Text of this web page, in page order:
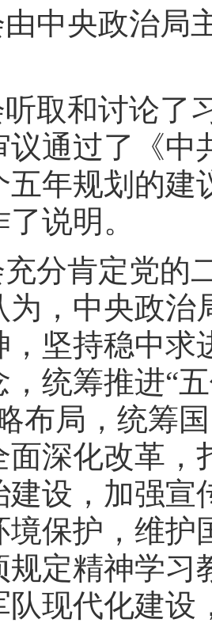
中央政治局
取和讨论了
议通过了《中
五年规划的建
说明。
分肯定党的
为，中央政治
，坚持稳中求
，统筹推进“
布局，统筹
面深化改革，
建设，加强宣
境保护，维护
规定精神学习
队现代化建设